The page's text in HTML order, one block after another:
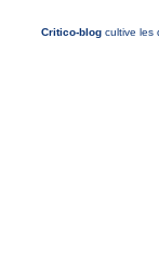
Critico-blog cultive les